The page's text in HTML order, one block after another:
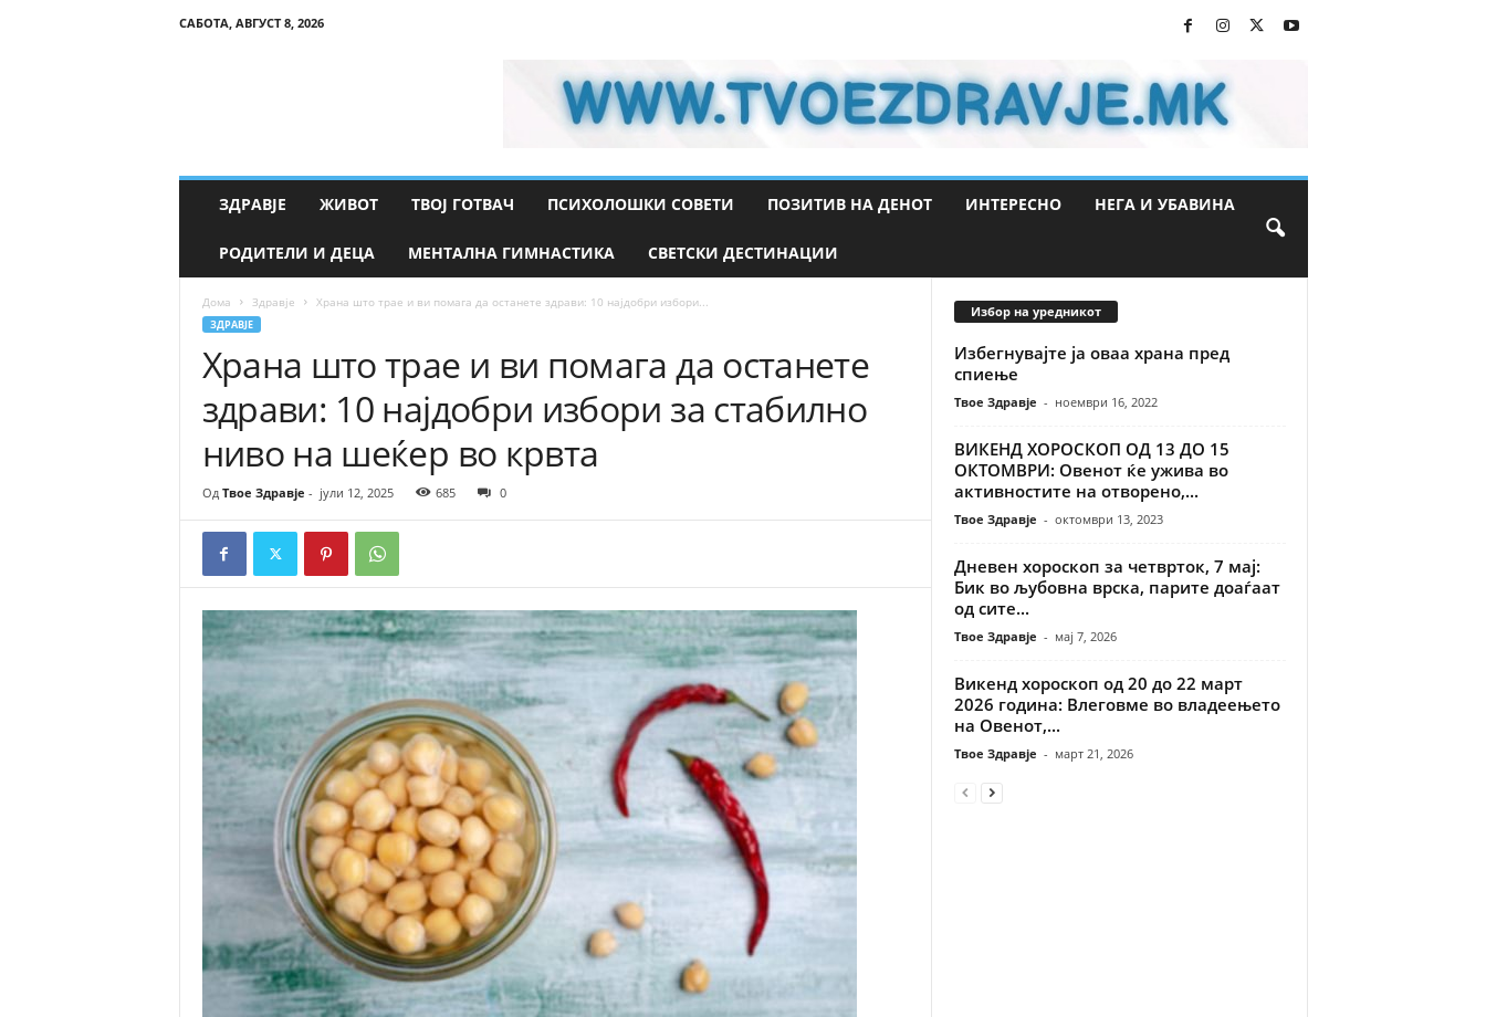
САБОТА, АВГУСТ 8, 2026
ЗДРАВЈЕ ЖИВОТ ТВОЈ ГОТВАЧ ПСИХОЛОШКИ СОВЕТИ ПОЗИТИВ НА ДЕНОТ ИНТЕРЕСНО НЕГА И УБАВИНА
РОДИТЕЛИ И ДЕЦА МЕНТАЛНА ГИМНАСТИКА СВЕТСКИ ДЕСТИНАЦИИ
Дома Здравје Храна што трае и ви помага да останете здрави: 10 најдобри избори...
ЗДРАВЈЕ
Храна што трае и ви помага да останете
здрави: 10 најдобри избори за стабилно
ниво на шеќер во крвта
Од Твое Здравје - јули 12, 2025 685 0
Избор на уредникот
Избегнувајте ја оваа храна пред
спиење
Твое Здравје - ноември 16, 2022
ВИКЕНД ХОРОСКОП ОД 13 ДО 15
ОКТОМВРИ: Овенот ќе ужива во
активностите на отворено,...
Твое Здравје - октомври 13, 2023
Дневен хороскоп за четврток, 7 мај:
Бик во љубовна врска, парите доаѓаат
од сите...
Твое Здравје - мај 7, 2026
Викенд хороскоп од 20 до 22 март
2026 година: Влеговме во владеењето
на Овенот,...
Твое Здравје - март 21, 2026